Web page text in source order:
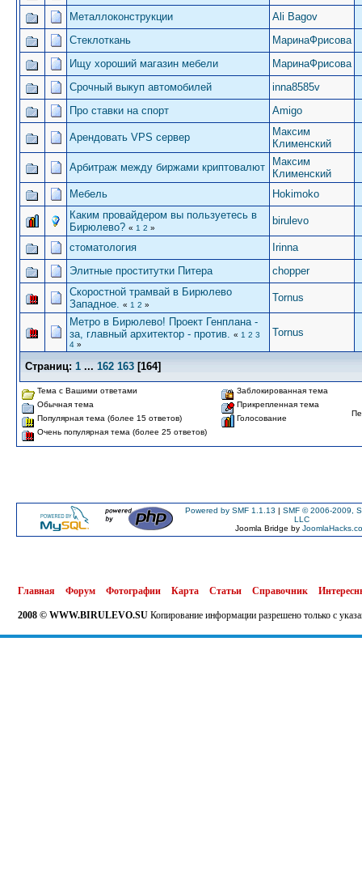
Металлоконструкции
Ali Bagov
Стеклоткань
МаринаФрисова
Ищу хороший магазин мебели
МаринаФрисова
Срочный выкуп автомобилей
inna8585v
Про ставки на спорт
Amigo
Арендовать VPS сервер
Максим
Клименский
Арбитраж между биржами криптовалют
Максим
Клименский
Мебель
Hokimoko
Каким провайдером вы пользуетесь в
Бирюлево? « 1 2 »
birulevo
стоматология
Irinna
Элитные проститутки Питера
chopper
Скоростной трамвай в Бирюлево
Западное. « 1 2 »
Tornus
Метро в Бирюлево! Проект Генплана -
за, главный архитектор - против. « 1 2 3
4 »
Tornus
Страниц: 1 ... 162 163 [164]
Тема с Вашими ответами
Обычная тема
Популярная тема (более 15 ответов)
Очень популярная тема (более 25 ответов)
Заблокированная тема
Прикрепленная тема
Голосование
Powered by SMF 1.1.13 | SMF © 2006-2009,
LLC
Joomla Bridge by
Главная Форум Фотографии Карта Статьи Справочник
2008 © WWW.BIRULEVO.SU Копирование информации разрешено только с